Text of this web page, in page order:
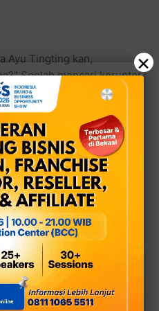
Ayu Tingting kan,
Seolah mencari koruptor
mencari penegak
Pantas saja sekelompok
menggelar musik
Otomatis, seketika itu
Dalam pengertian harfiah,
makna. Memang KPK
sebelumnya... Apa
metal atau rock n roll
Nggak juga sih. tapi
beberapa media,
berikut ini.
×